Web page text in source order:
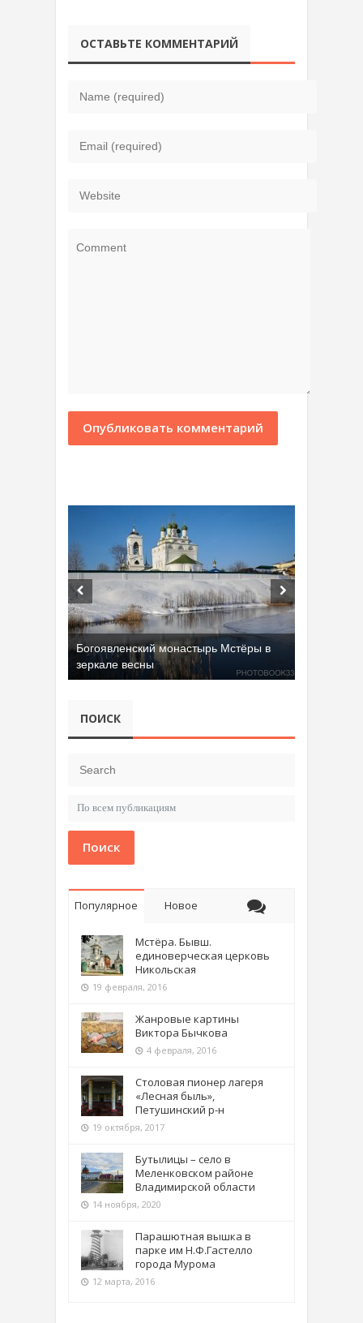
ОСТАВЬТЕ КОММЕНТАРИЙ
Богоявленский монастырь Мстёры в
зеркале весны
Добрятинский карьер (д. Алферово)
ПОИСК
Поиск
Популярное Новое
Мстёра. Бывш.
единоверческая церковь
Никольская
19 февраля, 2016
Жанровые картины
Виктора Бычкова
4 февраля, 2016
Столовая пионер лагеря
«Лесная быль»,
Петушинский р-н
19 октября, 2017
Бутылицы – село в
Меленковском районе
Владимирской области
14 ноября, 2020
Парашютная вышка в
парке им Н.Ф.Гастелло
города Мурома
12 марта, 2016